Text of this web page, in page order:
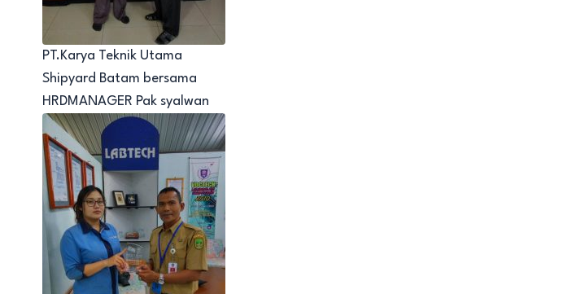
PT.Karya Teknik Utama
Shipyard Batam bersama
HRDMANAGER Pak syalwan